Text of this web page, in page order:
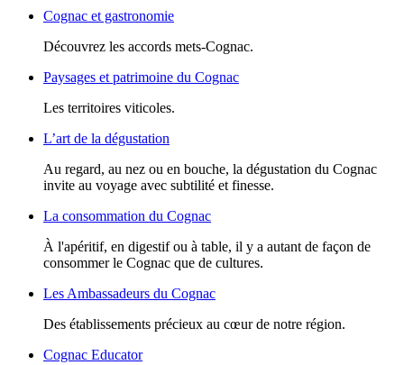
Cognac et gastronomie
Découvrez les accords mets-Cognac.
Paysages et patrimoine du Cognac
Les territoires viticoles.
L’art de la dégustation
Au regard, au nez ou en bouche, la dégustation du Cognac
invite au voyage avec subtilité et finesse.
La consommation du Cognac
À l'apéritif, en digestif ou à table, il y a autant de façon de
consommer le Cognac que de cultures.
Les Ambassadeurs du Cognac
Des établissements précieux au cœur de notre région.
Cognac Educator